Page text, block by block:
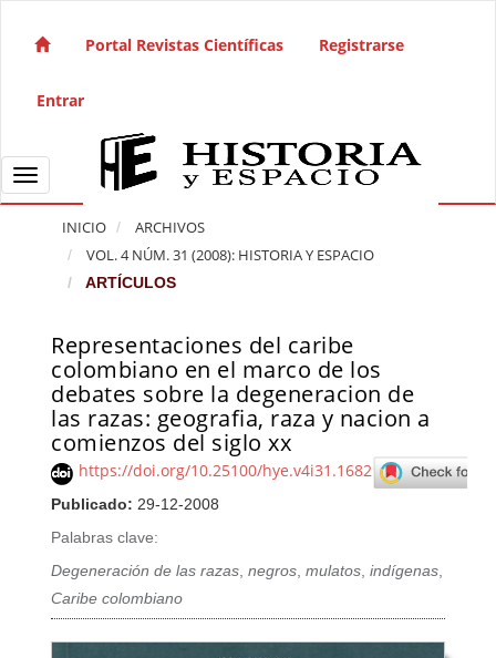
Navegación principal
Barra lateral
Portal Revistas Científicas Registrarse
Entrar
Toggle navigation
INICIO
ARCHIVOS
VOL. 4 NÚM. 31 (2008): HISTORIA Y ESPACIO
ARTÍCULOS
Representaciones del caribe
colombiano en el marco de los
debates sobre la degeneracion de
las razas: geografia, raza y nacion a
comienzos del siglo xx
https://doi.org/10.25100/hye.v4i31.1682
Publicado: 29-12-2008
Palabras clave:
Degeneración de las razas,negros,mulatos,indígenas,
Caribe colombiano
Barra lateral del artículo